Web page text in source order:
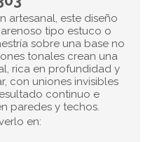
artesanal, este diseño
tipo estuco o
sobre una base no
tonales crean una
rica en profundidad y
con uniones invisibles
continuo e
paredes y techos.
en: